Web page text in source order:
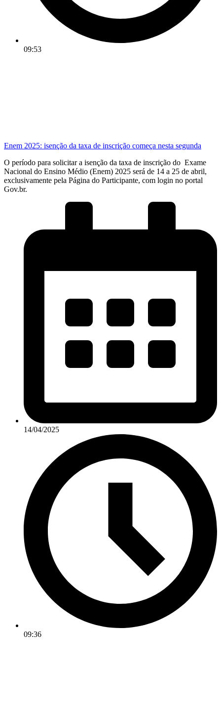
09:53
Enem 2025: isenção da taxa de inscrição começa nesta segunda
O período para solicitar a isenção da taxa de inscrição do Exame
Nacional do Ensino Médio (Enem) 2025 será de 14 a 25 de abril,
exclusivamente pela Página do Participante, com login no portal
Gov.br.
14/04/2025
09:36